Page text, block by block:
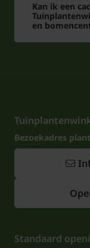
Kan ik een
en
Bezoekadres
Standaard